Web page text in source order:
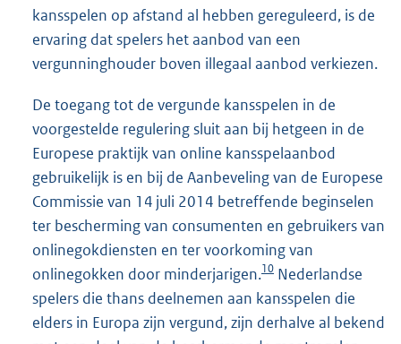
kansspelen op afstand al hebben gereguleerd, is de
ervaring dat spelers het aanbod van een
vergunninghouder boven illegaal aanbod verkiezen.
De toegang tot de vergunde kansspelen in de
voorgestelde regulering sluit aan bij hetgeen in de
Europese praktijk van online kansspelaanbod
gebruikelijk is en bij de Aanbeveling van de Europese
Commissie van 14 juli 2014 betreffende beginselen
ter bescherming van consumenten en gebruikers van
onlinegokdiensten en ter voorkoming van
onlinegokken door minderjarigen.10 Nederlandse
spelers die thans deelnemen aan kansspelen die
elders in Europa zijn vergund, zijn derhalve al bekend